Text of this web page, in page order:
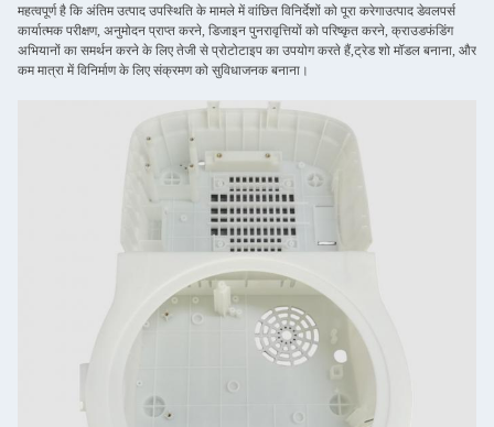
महत्वपूर्ण है कि अंतिम उत्पाद उपस्थिति के मामले में वांछित विनिर्देशों को पूरा करेगाउत्पाद डेवलपर्स
कार्यात्मक परीक्षण, अनुमोदन प्राप्त करने, डिजाइन पुनरावृत्तियों को परिष्कृत करने, क्राउडफंडिंग
अभियानों का समर्थन करने के लिए तेजी से प्रोटोटाइप का उपयोग करते हैं,ट्रेड शो मॉडल बनाना, और
कम मात्रा में विनिर्माण के लिए संक्रमण को सुविधाजनक बनाना।